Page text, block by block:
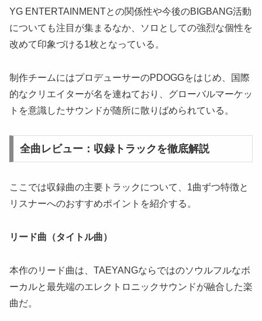
YG ENTERTAINMENTとの関係性や今後のBIGBANG活動
についても注目が集まるなか、ソロとしての強烈な個性を
改めて印象づける1枚となっている。
制作チームにはプロデューサーのPDOGGをはじめ、国際
的なクリエイターが名を連ねており、グローバルマーケッ
トを意識したサウンドが随所に散りばめられている。
全曲レビュー：収録トラックを徹底解説
ここでは収録曲の主要トラックについて、1曲ずつ特徴と
リスナーへのおすすめポイントを紹介する。
リード曲（タイトル曲）
本作のリード曲は、TAEYANGならではのソウルフルなボ
ーカルと最先端のエレクトロニックサウンドが融合した楽
曲だ。